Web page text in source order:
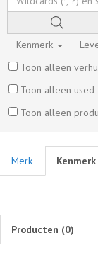
Kenmerk
Toon alleen
Toon alleen used
Toon alleen
Merk Kenmerk
Producten (0)